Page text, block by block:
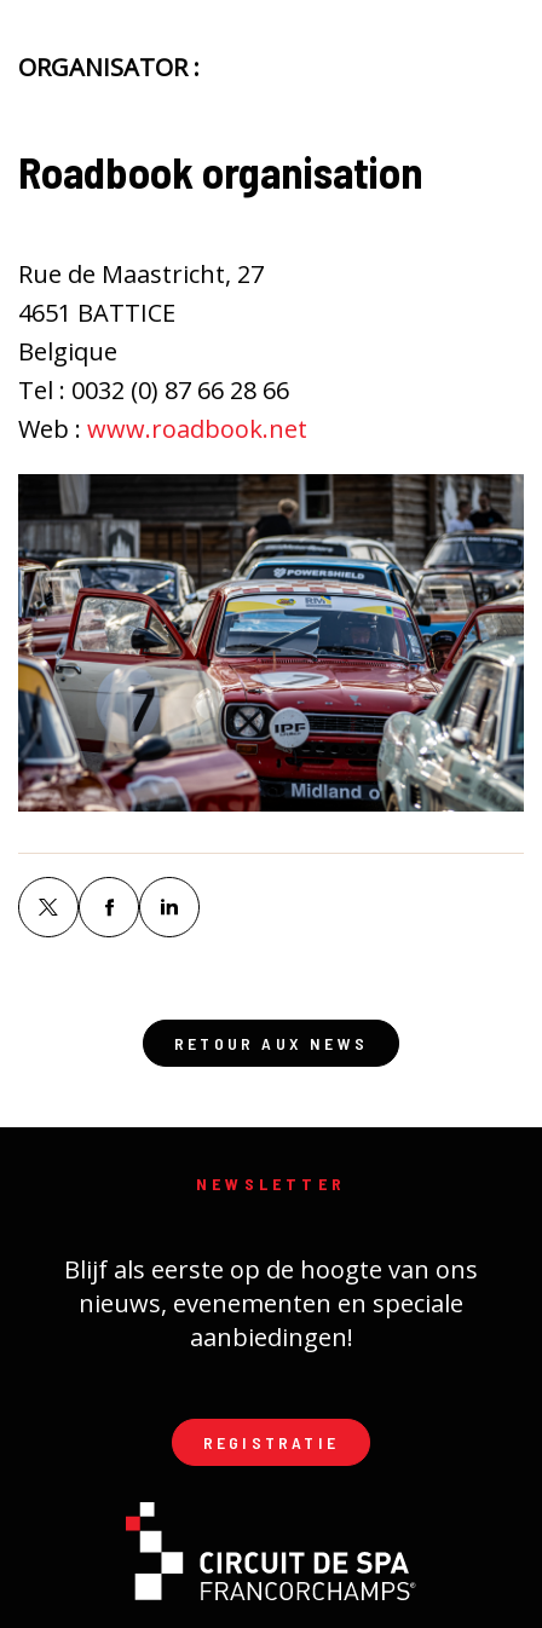
ORGANISATOR :
Roadbook organisation
Rue de Maastricht, 27
4651 BATTICE
Belgique
Tel : 0032 (0) 87 66 28 66
Web : www.roadbook.net
RETOUR AUX NEWS
NEWSLETTER
Blijf als eerste op de hoogte van ons
nieuws, evenementen en speciale
aanbiedingen!
REGISTRATIE